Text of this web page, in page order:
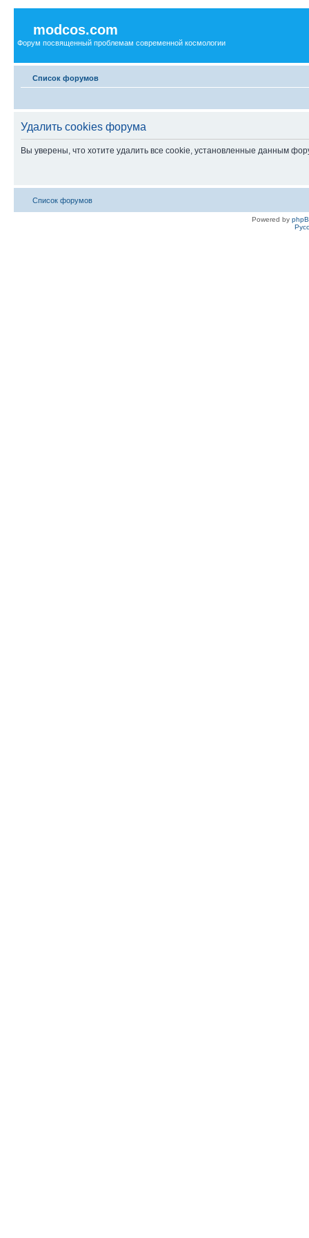
modcos.com
Форум посвященный проблемам современной космологии
Список форумов
Удалить cookies форума
Вы уверены, что хотите удалить все cookie, установленные данным
Список форумов
Powered by